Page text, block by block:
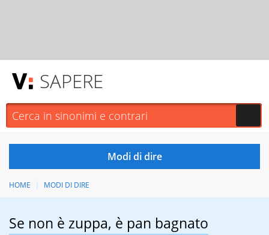
SAPERE
HOME MODI DI DIRE
Se non è zuppa, è pan bagnato